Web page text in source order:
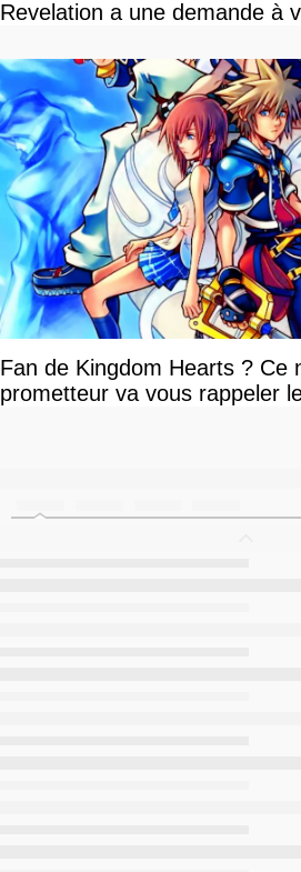
Revelation a une demande à
Fan de Kingdom Hearts ? Ce
prometteur va vous rappeler